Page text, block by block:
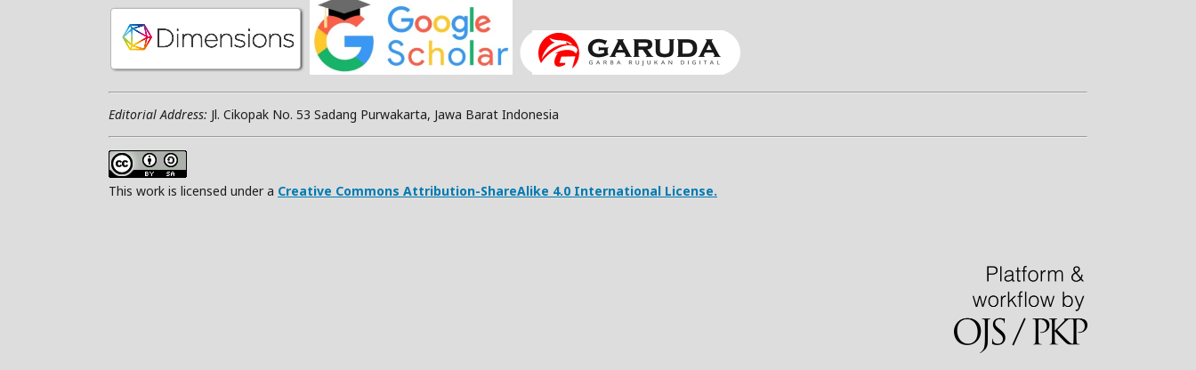
Editorial Address: Jl. Cikopak No. 53 Sadang Purwakarta, Jawa Barat Indonesia
This work is licensed under a Creative Commons Attribution-ShareAlike 4.0 International License.